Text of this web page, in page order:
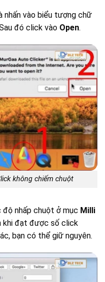
nhấn vào biểu tượng chữ
đó click vào Open.
không chiếm chuột
nhấp chuột ở mục Milli
khi đạt được số click
bạn có thể giữ nguyên.